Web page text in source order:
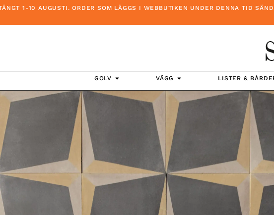
1-10 AUGUSTI. ORDER SOM LÄGGS I WEBBUTIKEN UNDER DENNA TID SÄNDS
GOLV VÄGG LISTER &